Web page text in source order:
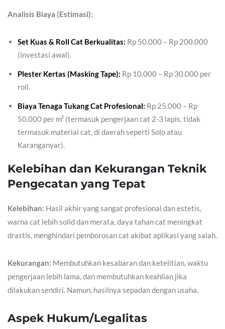
Analisis Biaya (Estimasi):
Set Kuas & Roll Cat Berkualitas: Rp 50.000 – Rp 200.000
(investasi awal).
Plester Kertas (Masking Tape): Rp 10.000 – Rp 30.000 per
roll.
Biaya Tenaga Tukang Cat Profesional: Rp 25.000 – Rp
50.000 per m² (termasuk pengerjaan cat 2-3 lapis, tidak
termasuk material cat, di daerah seperti Solo atau
Karanganyar).
Kelebihan dan Kekurangan Teknik
Pengecatan yang Tepat
Kelebihan: Hasil akhir yang sangat profesional dan estetis,
warna cat lebih solid dan merata, daya tahan cat meningkat
drastis, menghindari pemborosan cat akibat aplikasi yang salah.
Kekurangan: Membutuhkan kesabaran dan ketelitian, waktu
pengerjaan lebih lama, dan membutuhkan keahlian jika
dilakukan sendiri. Namun, hasilnya sepadan dengan usaha.
Aspek Hukum/Legalitas